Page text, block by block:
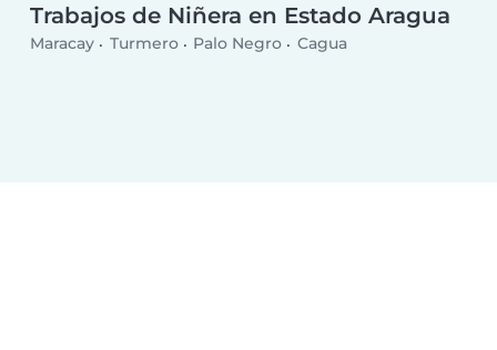
Trabajos de Niñera en Estado Aragua
Maracay Turmero Palo Negro Cagua